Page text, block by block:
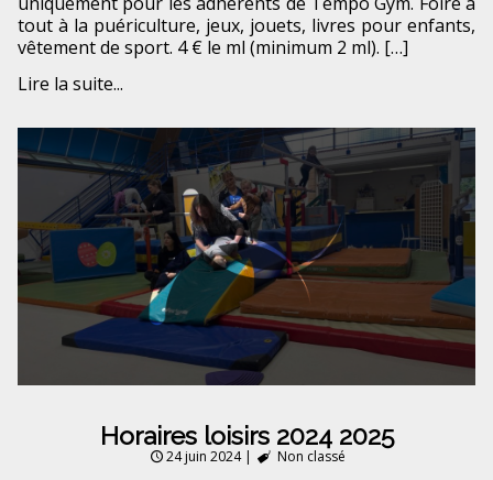
tout à la puériculture, jeux, jouets, livres pour enfants,
vêtement de sport. 4 € le ml (minimum 2 ml). […]
Lire la suite...
Horaires loisirs 2024 2025
24 juin 2024| Non classé